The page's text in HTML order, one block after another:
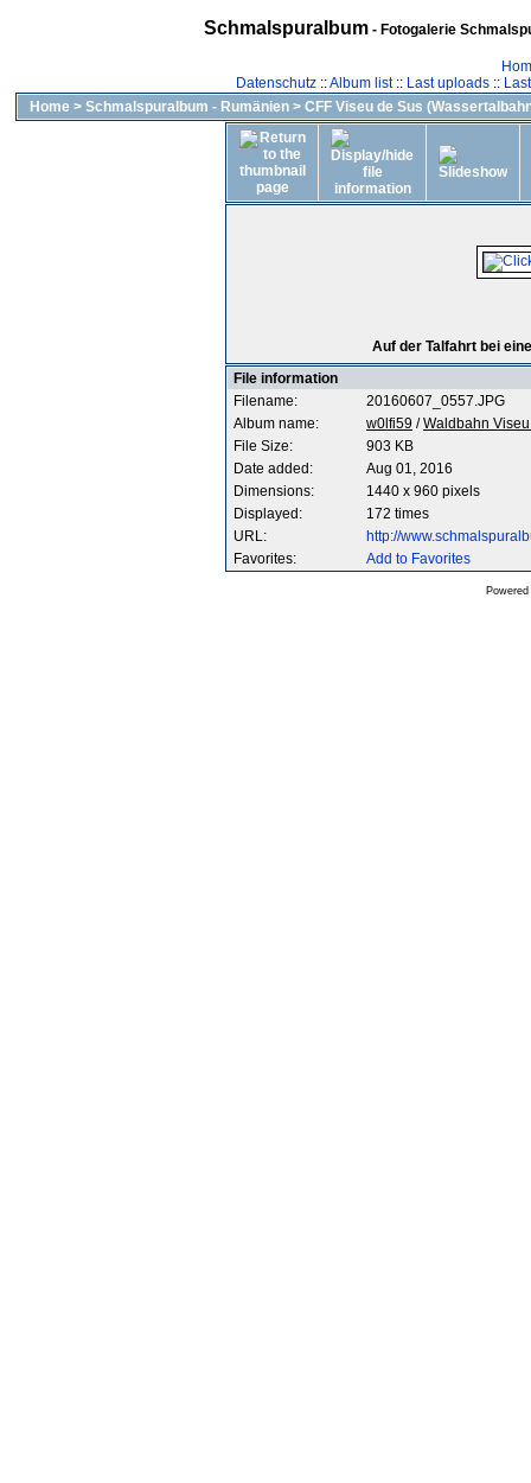
Schmalspuralbum- Fotogalerie
Datenschutz::Album list:: Last uploads::
Home > Schmalspuralbum - Rumänien > CFF Viseu de Sus
Auf der Talfahrt bei
File information
Filename:
20160607_0557.JPG
Album name:
w0lfi59 /Waldbahn
File Size:
903 KB
Date added:
Aug 01, 2016
Dimensions:
1440 x 960 pixels
Displayed:
172 times
URL:
http://
Favorites:
Add to Favorites